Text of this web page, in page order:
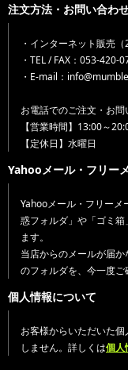
注文方法・お問い合わ
・インターネット販売
・TEL / FAX：053-420-
・E-mail：
お電話でのご注文・お問
【営業時間】13:00～
【定休日】水曜日
Yahooメール・フリー
Yahooメール・フリーメ
惑フォルダ」や「ゴミ
ます。
当店からのメールが届か
のフォルダを、今一度ご
個人情報について
お客様からいただいた
しません。詳しくは個人